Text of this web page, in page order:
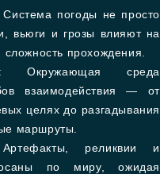
Система погоды не просто
вьюги и грозы влияют на
прохождения.
: Окружающая среда
взаимодействия — от
целях до разгадывания
маршруты.
реликвии и
по миру, ожидая